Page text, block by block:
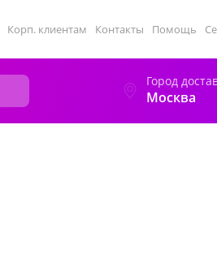
Корп. клиентам Контакты Помощь
Город
Москва